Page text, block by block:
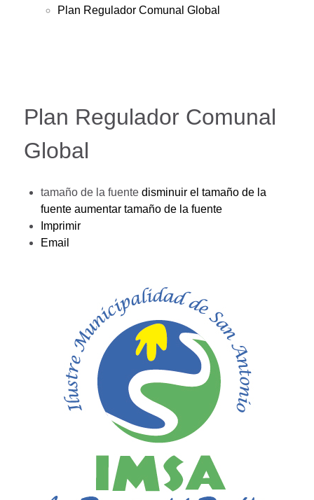
Plan Regulador Comunal Global
Plan Regulador Comunal
Global
tamaño de la fuente disminuir el tamaño de la
fuente aumentar tamaño de la fuente
Imprimir
Email